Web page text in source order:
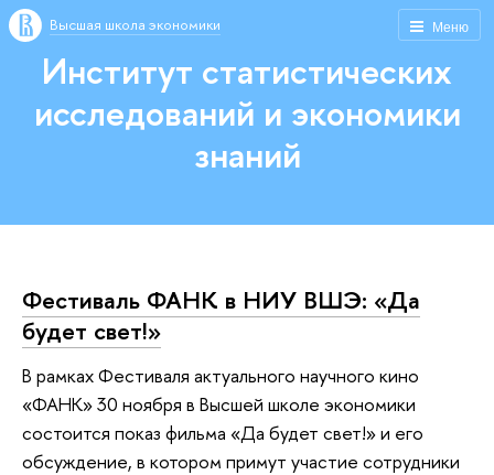
Меню
Высшая школа экономики
Институт статистических
исследований и экономики
знаний
Фестиваль ФАНК в НИУ ВШЭ: «Да
будет свет!»
В рамках Фестиваля актуального научного кино
«ФАНК» 30 ноября в Высшей школе экономики
состоится показ фильма «Да будет свет!» и его
обсуждение, в котором примут участие сотрудники